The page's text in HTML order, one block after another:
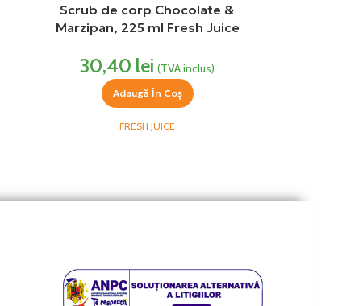
Scrub de corp Chocolate &
Marzipan, 225 ml Fresh Juice
30,40 lei (TVA inclus)
Adaugă În Coș
FRESH JUICE